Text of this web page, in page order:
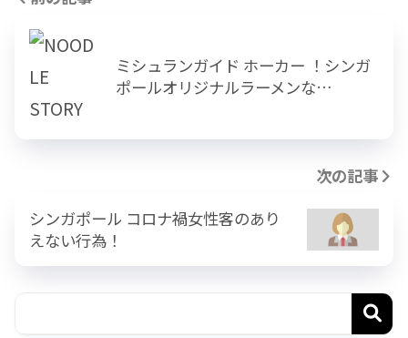
ミシュランガイド ホーカー ！シンガ
ポールオリジナルラーメンな…
次の記事
シンガポール コロナ禍女性客のあり
えない行為！